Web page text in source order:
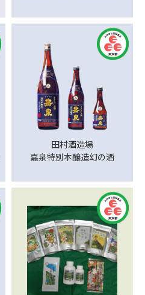
たまの慶純米大吟醸／熊川一
番地純米／ 山廃仕込原酒二年
熟成／純米原酒あらばしり生
酒／ さらさらにごり純米生
酒）／TOKYO BLUES セッシ
ョンエール／多摩の恵 「明治
復刻地ビール」
田村酒造場
嘉泉特別本醸造幻の酒